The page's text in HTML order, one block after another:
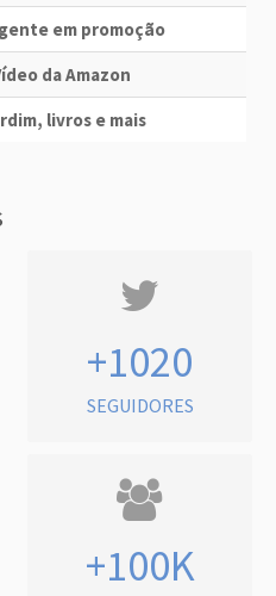
em promoção
da Amazon
livros e mais
+1020
SEGUIDORES
+100K